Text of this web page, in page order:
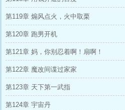
第119章 煽风点火，火中取栗
第120章 跑男开机
第121章 妈，你别忍着啊！扇啊！
第122章 魔改间谍过家家
第123章 天下第一武指
第124章 宇宙丹